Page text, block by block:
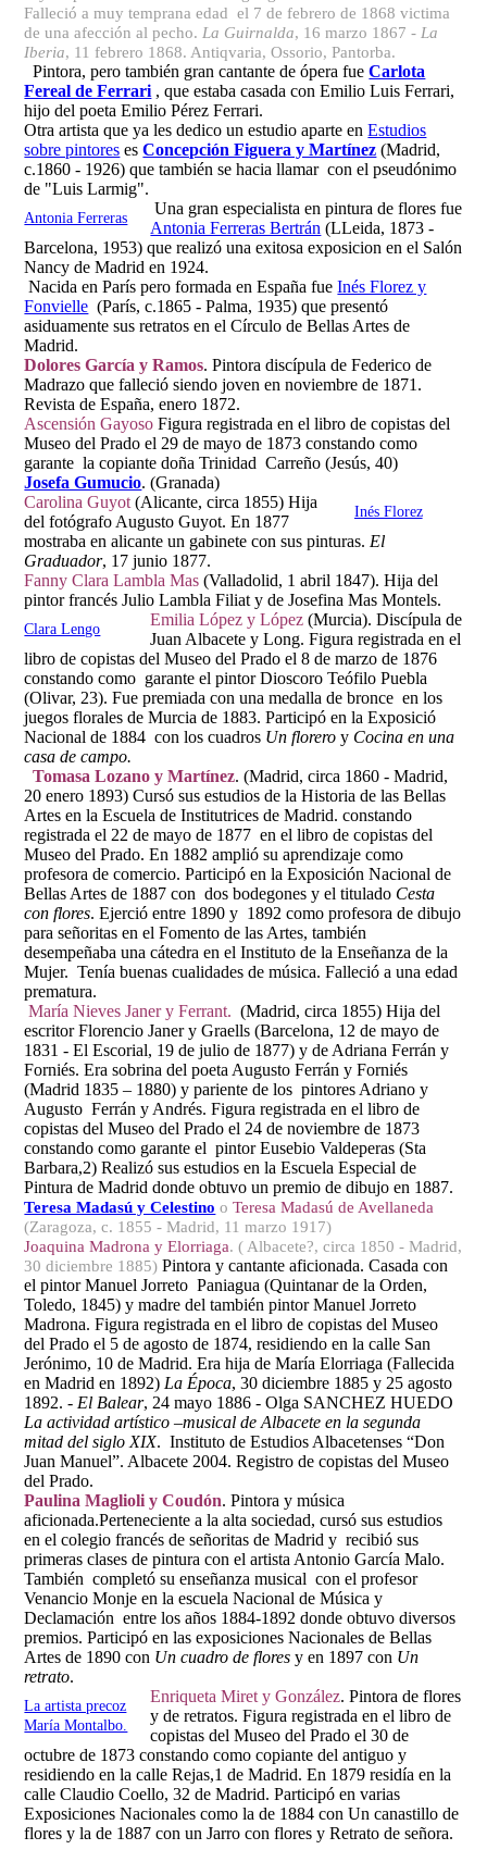
Falleció a muy temprana edad el 7 de febrero de 1868 victima
de una afección al pecho. La Guirnalda, 16 marzo 1867 - La
Iberia, 11 febrero 1868. Antiqvaria, Ossorio, Pantorba.
Pintora, pero también gran cantante de ópera fueCarlota
Fereal de Ferrari , que estaba casada con Emilio Luis Ferrari,
hijo del poeta Emilio Pérez Ferrari.
Otra artista que ya les dedico un estudio aparte enEstudios
sobre pintores esConcepción Figuera y Martínez (Madrid,
c.1860 - 1926) que también se hacia llamar con el pseudónimo
de "Luis Larmig".
Antonia Ferreras
Una gran especialista en pintura de flores fue
Antonia Ferreras Bertrán (LLeida, 1873 -
Barcelona, 1953) que realizó una exitosa exposicion en el Salón
Nancy de Madrid en 1924.
Nacida en París pero formada en España fue Inés Florez y
Fonvielle (París, c.1865 - Palma, 1935) que presentó
asiduamente sus retratos en el Círculo de Bellas Artes de
Madrid.
Dolores García y Ramos. Pintora discípula de Federico de
Madrazo que falleció siendo joven en noviembre de 1871.
Revista de España, enero 1872.
Ascensión Gayoso Figura registrada en el libro de copistas del
Museo del Prado el 29 de mayo de 1873 constando como
garante la copiante doña Trinidad Carreño (Jesús, 40)
Josefa Gumucio. (Granada)
Inés Florez
Carolina Guyot(Alicante, circa 1855) Hija
del fotógrafo Augusto Guyot. En 1877
mostraba en alicante un gabinete con sus pinturas. El
Graduador, 17 junio 1877.
Fanny Clara Lambla Mas (Valladolid, 1 abril 1847). Hija del
pintor francés Julio Lambla Filiat y de Josefina Mas Montels.
Clara Lengo Emilia López y López(Murcia). Discípula de
Juan Albacete y Long. Figura registrada en el
libro de copistas del Museo del Prado el 8 de marzo de 1876
constando como garante el pintor Dioscoro Teófilo Puebla
(Olivar, 23). Fue premiada con una medalla de bronce en los
juegos florales de Murcia de 1883. Participó en la Exposició
Nacional de 1884 con los cuadros Un floreroy Cocina en una
casa de campo.
Tomasa Lozano y Martínez. (Madrid, circa 1860 - Madrid,
20 enero 1893) Cursó sus estudios de la Historia de las Bellas
Artes en la Escuela de Institutrices de Madrid. constando
registrada el 22 de mayo de 1877 en el libro de copistas del
Museo del Prado. En 1882 amplió su aprendizaje como
profesora de comercio. Participó en la Exposición Nacional de
Bellas Artes de 1887 con dos bodegones y el titulado Cesta
con flores. Ejerció entre 1890 y 1892 como profesora de dibujo
para señoritas en el Fomento de las Artes, también
desempeñaba una cátedra en el Instituto de la Enseñanza de la
Mujer. Tenía buenas cualidades de música. Falleció a una edad
prematura.
María Nieves Janer y Ferrant. (Madrid, circa 1855) Hija del
escritor Florencio Janer y Graells (Barcelona, 12 de mayo de
1831 - El Escorial, 19 de julio de 1877) y de Adriana Ferrán y
Forniés. Era sobrina del poeta Augusto Ferrán y Forniés
(Madrid 1835 – 1880) y pariente de los pintores Adriano y
Augusto Ferrán y Andrés. Figura registrada en el libro de
copistas del Museo del Prado el 24 de noviembre de 1873
constando como garante el pintor Eusebio Valdeperas (Sta
Barbara,2) Realizó sus estudios en la Escuela Especial de
Pintura de Madrid donde obtuvo un premio de dibujo en 1887.
Teresa Madasú y Celestino oTeresa Madasú de Avellaneda
(Zaragoza, c. 1855 - Madrid, 11 marzo 1917)
Joaquina Madrona y Elorriaga. ( Albacete?, circa 1850 - Madrid,
30 diciembre 1885) Pintora y cantante aficionada. Casada con
el pintor Manuel Jorreto Paniagua (Quintanar de la Orden,
Toledo, 1845) y madre del también pintor Manuel Jorreto
Madrona. Figura registrada en el libro de copistas del Museo
del Prado el 5 de agosto de 1874, residiendo en la calle San
Jerónimo, 10 de Madrid. Era hija de María Elorriaga (Fallecida
en Madrid en 1892) La Época, 30 diciembre 1885 y 25 agosto
1892. - El Balear, 24 mayo 1886 - Olga SANCHEZ HUEDO
La actividad artístico –musical de Albacete en la segunda
mitad del siglo XIX. Instituto de Estudios Albacetenses “Don
Juan Manuel”. Albacete 2004. Registro de copistas del Museo
del Prado.
Paulina Maglioli y Coudón. Pintora y música
aficionada.Perteneciente a la alta sociedad, cursó sus estudios
en el colegio francés de señoritas de Madrid y recibió sus
primeras clases de pintura con el artista Antonio García Malo.
También completó su enseñanza musical con el profesor
Venancio Monje en la escuela Nacional de Música y
Declamación entre los años 1884-1892 donde obtuvo diversos
premios. Participó en las exposiciones Nacionales de Bellas
Artes de 1890 con Un cuadro de flores y en 1897 con Un
retrato.
La artista precoz
María Montalbo.
Enriqueta Miret y González. Pintora de flores
y de retratos. Figura registrada en el libro de
copistas del Museo del Prado el 30 de
octubre de 1873 constando como copiante del antiguo y
residiendo en la calle Rejas,1 de Madrid. En 1879 residía en la
calle Claudio Coello, 32 de Madrid. Participó en varias
Exposiciones Nacionales como la de 1884 con Un canastillo de
flores y la de 1887 con un Jarro con flores y Retrato de señora.